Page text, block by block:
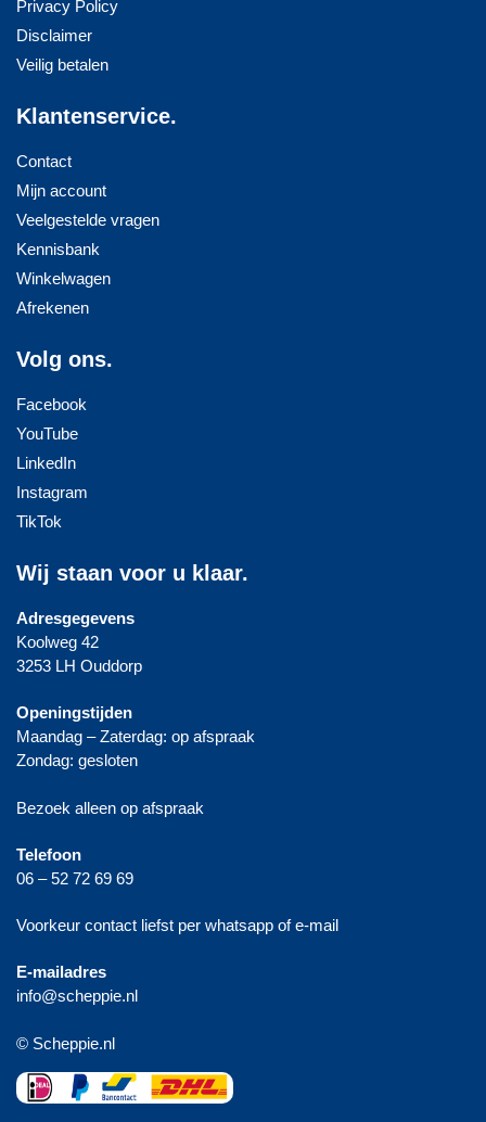
Privacy Policy
Disclaimer
Veilig betalen
Klantenservice.
Contact
Mijn account
Veelgestelde vragen
Kennisbank
Winkelwagen
Afrekenen
Volg ons.
Facebook
YouTube
LinkedIn
Instagram
TikTok
Wij staan voor u klaar.
Adresgegevens
Koolweg 42
3253 LH Ouddorp
Openingstijden
Maandag – Zaterdag: op afspraak
Zondag: gesloten
Bezoek alleen op afspraak
Telefoon
06 – 52 72 69 69
Voorkeur contact liefst per whatsapp of e-mail
E-mailadres
info@scheppie.nl
© Scheppie.nl